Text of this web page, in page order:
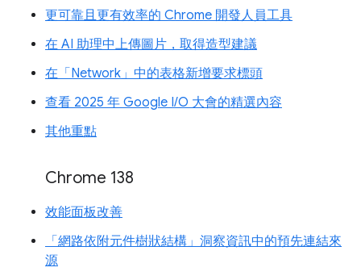
更可靠且更有效率的 Chrome 開發人員工具
在 AI 助理中上傳圖片，取得造型建議
在「Network」中的表格新增要求標頭
查看 2025 年 Google I/O 大會的精選內容
其他重點
Chrome 138
效能面板改善
「網路依附元件樹狀結構」洞察資訊中的預先連結來
源